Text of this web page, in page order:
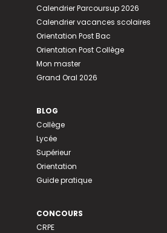
Calendrier Parcoursup 2026
Calendrier vacances scolaires
Orientation Post Bac
Orientation Post Collège
Mon master
Grand Oral 2026
BLOG
Collège
Lycée
Supérieur
Orientation
Guide pratique
CONCOURS
CRPE